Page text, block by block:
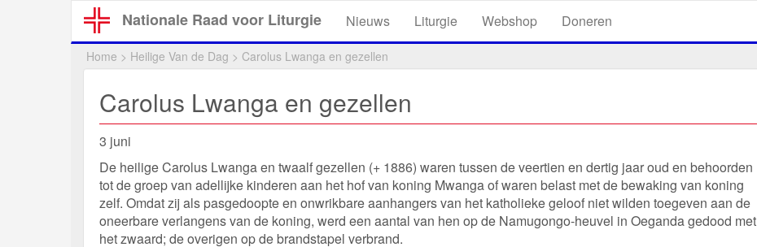
Nationale Raad voor Liturgie Nieuws Liturgie Webshop Doneren
Home > Heilige Van de Dag > Carolus Lwanga en gezellen
Carolus Lwanga en gezellen
3 juni
De heilige Carolus Lwanga en twaalf gezellen (+ 1886) waren tussen de veertien en dertig jaar oud en behoorden
tot de groep van adellijke kinderen aan het hof van koning Mwanga of waren belast met de bewaking van koning
zelf. Omdat zij als pasgedoopte en onwrikbare aanhangers van het katholieke geloof niet wilden toegeven aan de
oneerbare verlangens van de koning, werd een aantal van hen op de Namugongo-heuvel in Oeganda gedood met
het zwaard; de overigen op de brandstapel verbrand.